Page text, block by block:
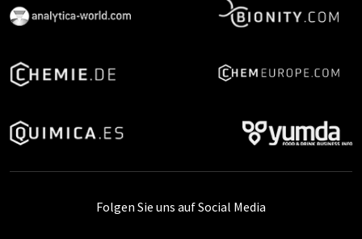
Folgen Sie uns auf Social Media